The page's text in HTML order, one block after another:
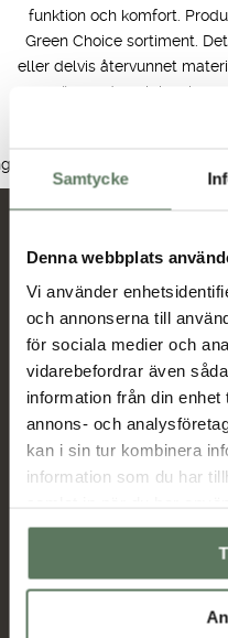
Samtycke
Denna webbplats
Vi använder
och annonserna till
för sociala medier och
vidarebefordrar även
information från din
annons- och
kan i sin tur kombinera
information som du har
funktion och komfort.
Green Choice sortiment.
eller delvis återvunnet
en spännande och
är att hela Tuxers
produkter hittades som
Herr
Jag har tagit del av hur
uppgifterna som hämtas in
godkänner behandlingen
Skicka